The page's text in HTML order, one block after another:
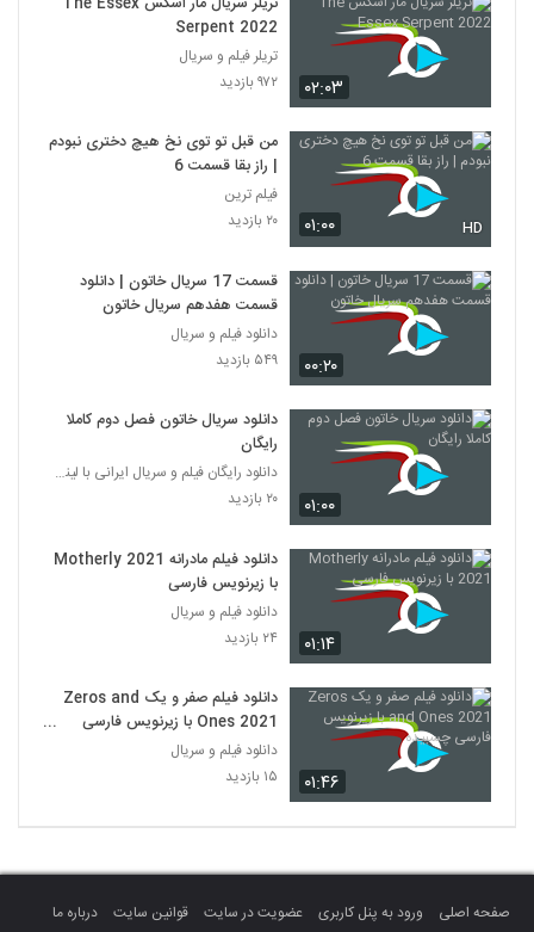
۰۲:۰۳
Serpent 2022
تریلر فیلم و سریال
۹۷۲ بازدید
۰۱:۰۰ HD
من قبل تو توی نخ هیچ دختری نبودم
| راز بقا قسمت 6
فیلم ترین
۲۰ بازدید
۰۰:۲۰
قسمت 17 سریال خاتون | دانلود
قسمت هفدهم سریال خاتون
دانلود فیلم و سریال
۵۴۹ بازدید
۰۱:۰۰
دانلود سریال خاتون فصل دوم کاملا
رایگان
دانلود رایگان فیلم و سریال ایرانی با لینک مستقیم
۲۰ بازدید
۰۱:۱۴
دانلود فیلم مادرانه Motherly 2021
با زیرنویس فارسی
دانلود فیلم و سریال
۲۴ بازدید
۰۱:۴۶
دانلود فیلم صفر و یک Zeros and
Ones 2021 با زیرنویس فارسی
چسبیده
دانلود فیلم و سریال
۱۵ بازدید
صفحه اصلی ورود به پنل کاربری عضویت در سایت قوانین سایت
درباره ما